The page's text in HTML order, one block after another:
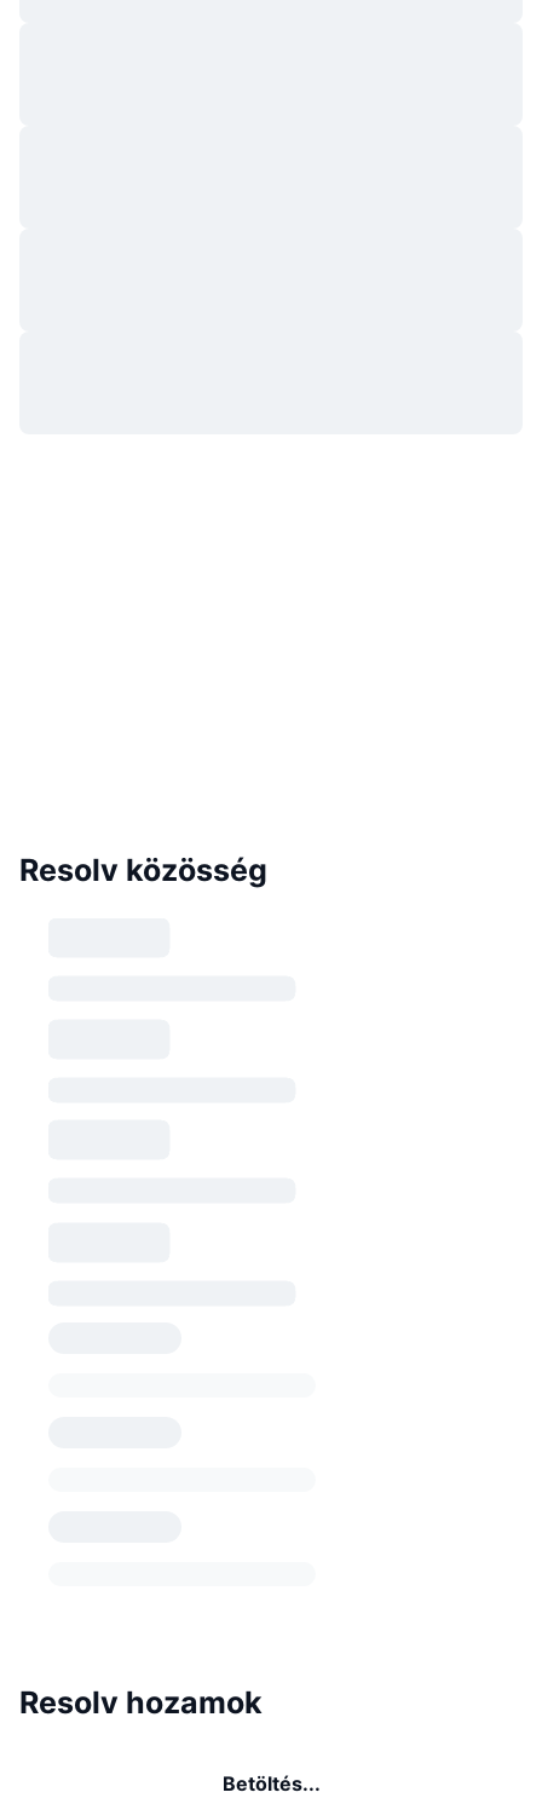
Resolv közösség
Resolv hozamok
Betöltés...